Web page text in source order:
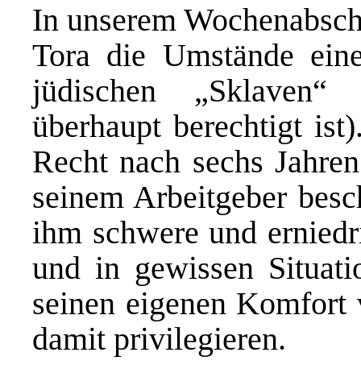
In unserem
Tora die Umstände
jüdischen
überhaupt berechtigt
Recht nach sechs
seinem Arbeitgeber
ihm schwere und
und in gewissen
seinen eigenen Komfort
damit privilegieren.